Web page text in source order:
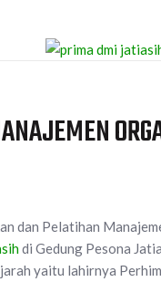
dan Pelatihan
di Gedung Pesona
yaitu lahirnya